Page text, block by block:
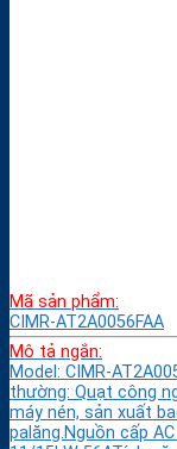
Mã sản phẩm:
CIMR-AT2A0056FAA
Mô tả ngắn:
Model: CIMR-
thường: Quạt công
máy nén, sản xuất
palăng.Nguồn cấp